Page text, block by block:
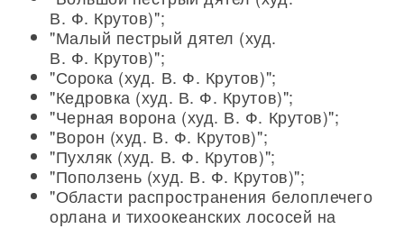
В. Ф. Крутов)";
"Малый пестрый дятел (худ.
В. Ф. Крутов)";
"Сорока (худ. В. Ф. Крутов)";
"Кедровка (худ. В. Ф. Крутов)";
"Черная ворона (худ. В. Ф. Крутов)";
"Ворон (худ. В. Ф. Крутов)";
"Пухляк (худ. В. Ф. Крутов)";
"Поползень (худ. В. Ф. Крутов)";
"Области распространения белоплечего
орлана и тихоокеанских лососей на